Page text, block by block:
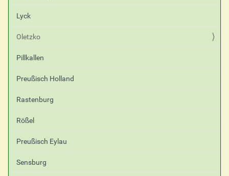
Lyck
Oletzko
Pillkallen
Preußisch Holland
Rastenburg
Rößel
Preußisch Eylau
Sensburg